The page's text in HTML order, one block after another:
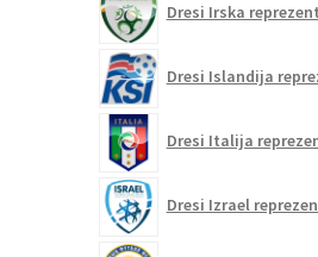
Dresi Irska
Dresi Islandija
Dresi Italija
Dresi Izrael